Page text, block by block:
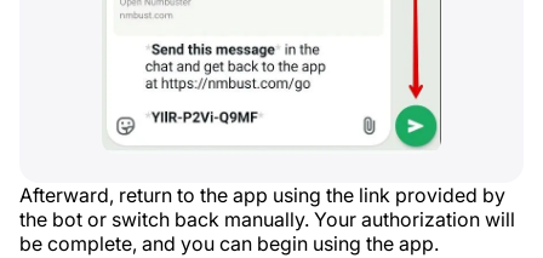
Afterward, return to the app using the link provided by
the bot or switch back manually. Your authorization will
be complete, and you can begin using the app.